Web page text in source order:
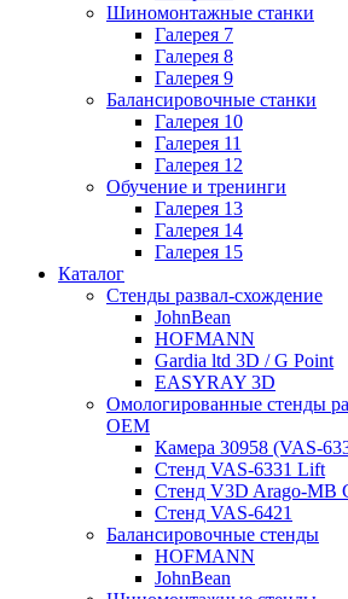
Шиномонтажные станки
Галерея 7
Галерея 8
Галерея 9
Балансировочные станки
Галерея 10
Галерея 11
Галерея 12
Обучение и тренинги
Галерея 13
Галерея 14
Галерея 15
Каталог
Стенды развал-схождение
JohnBean
HOFMANN
Gardia ltd 3D / G Point
EASYRAY 3D
Омологированные стенды
OEM
Камера 30958 (VAS-
Стенд VAS-6331 Lift
Стенд V3D Arago-MB
Стенд VAS-6421
Балансировочные стенды
HOFMANN
JohnBean